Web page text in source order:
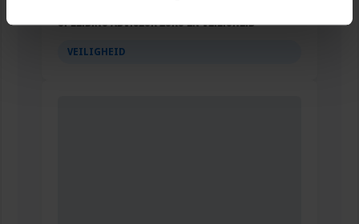
Opleiding Adviseur zorg en veiligheid
VEILIGHEID